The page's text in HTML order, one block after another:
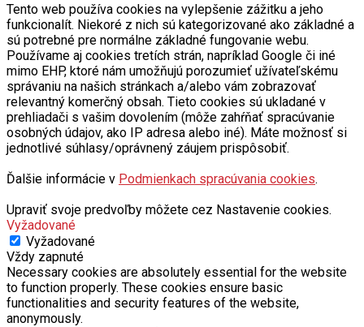
Tento web používa cookies na vylepšenie zážitku a jeho
funkcionalít. Niekoré z nich sú kategorizované ako základné a
sú potrebné pre normálne základné fungovanie webu.
Používame aj cookies tretích strán, napríklad Google či iné
mimo EHP, ktoré nám umožňujú porozumieť užívateľskému
správaniu na našich stránkach a/alebo vám zobrazovať
relevantný komerčný obsah. Tieto cookies sú ukladané v
prehliadači s vašim dovolením (môže zahŕňať spracúvanie
osobných údajov, ako IP adresa alebo iné). Máte možnosť si
jednotlivé súhlasy/oprávnený záujem prispôsobiť.
Ďalšie informácie v Podmienkach spracúvania cookies.
Upraviť svoje predvoľby môžete cez Nastavenie cookies.
Vyžadované
Vyžadované
Vždy zapnuté
Necessary cookies are absolutely essential for the website
to function properly. These cookies ensure basic
functionalities and security features of the website,
anonymously.